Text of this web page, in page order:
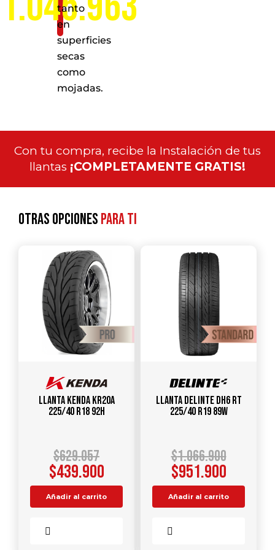
tanto
en
superficies
secas
como
mojadas.
Con tu compra, recibe la Instalación de tus
llantas ¡COMPLETAMENTE GRATIS!
Otras opcionespara ti
Llanta KENDA KR20A
225/40 R18 92H
$629.057
$439.900
Añadir al carrito
Llanta DELINTE DH6 RT
225/40 R19 89W
$1.066.900
$951.900
Añadir al carrito